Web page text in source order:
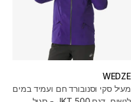
WEDZE
מעיל סקי וסנובורד חם ועמיד במים